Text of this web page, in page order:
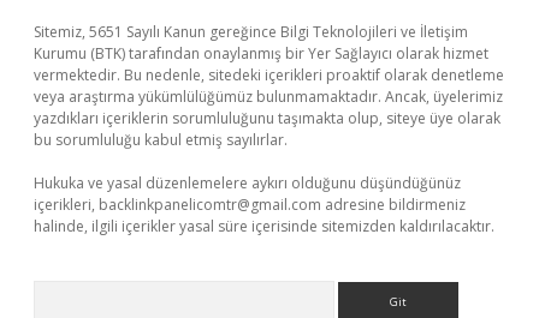
Sitemiz, 5651 Sayılı Kanun gereğince Bilgi Teknolojileri ve İletişim
Kurumu (BTK) tarafından onaylanmış bir Yer Sağlayıcı olarak hizmet
vermektedir. Bu nedenle, sitedeki içerikleri proaktif olarak denetleme
veya araştırma yükümlülüğümüz bulunmamaktadır. Ancak, üyelerimiz
yazdıkları içeriklerin sorumluluğunu taşımakta olup, siteye üye olarak
bu sorumluluğu kabul etmiş sayılırlar.
Hukuka ve yasal düzenlemelere aykırı olduğunu düşündüğünüz
içerikleri, backlinkpanelicomtr@gmail.com adresine bildirmeniz
halinde, ilgili içerikler yasal süre içerisinde sitemizden kaldırılacaktır.